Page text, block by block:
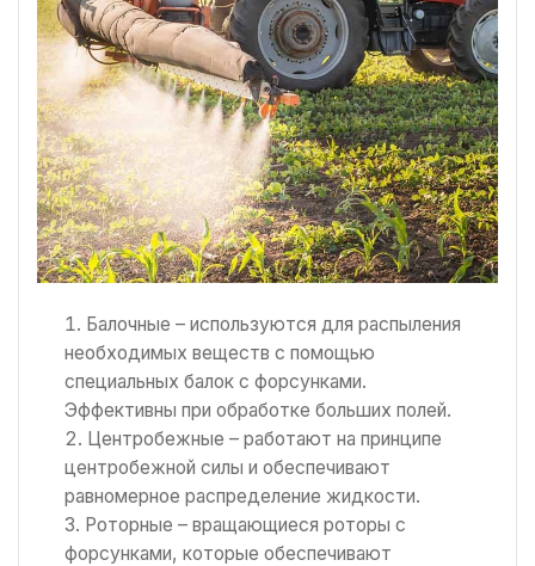
Балочные – используются для распыления
необходимых веществ с помощью
специальных балок с форсунками.
Эффективны при обработке больших полей.
Центробежные – работают на принципе
центробежной силы и обеспечивают
равномерное распределение жидкости.
Роторные – вращающиеся роторы с
форсунками, которые обеспечивают